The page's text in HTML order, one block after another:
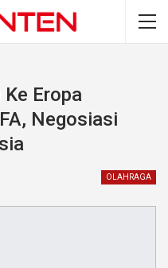
Ke Eropa
Negosiasi
OLAHRAGA